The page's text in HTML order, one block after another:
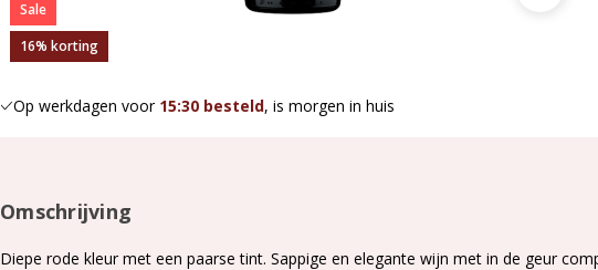
Sale
16% korting
Op werkdagen voor 15:30 besteld, is morgen in huis
Omschrijving
Diepe rode kleur met een paarse tint. Sappige en elegante wijn met in de geur